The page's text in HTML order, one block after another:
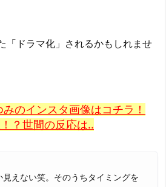
「ドラマ化」されるかもしれませ
のインスタ画像はコチラ！
？世間の反応は..
見えない笑。そのうちタイミングを